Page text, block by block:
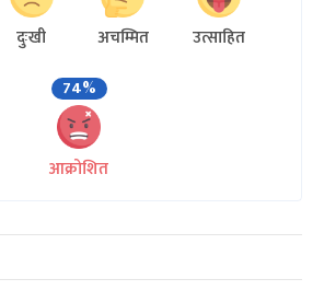
दुःखी अचम्मित
उत्साहित
74%
आक्रोशित